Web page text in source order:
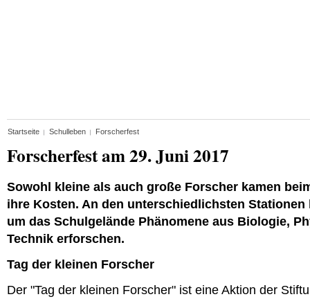
Startseite Schulleben Forscherfest
Forscherfest am 29. Juni 2017
Sowohl kleine als auch große Forscher kamen
ihre Kosten. An den unterschiedlichsten
um das Schulgelände Phänomene aus Biologie,
Technik erforschen.
Tag der kleinen Forscher
Der "Tag der kleinen Forscher" ist eine Aktion der